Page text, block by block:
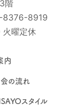
階
8376-8919
曜定休
内
の流れ
スタイル